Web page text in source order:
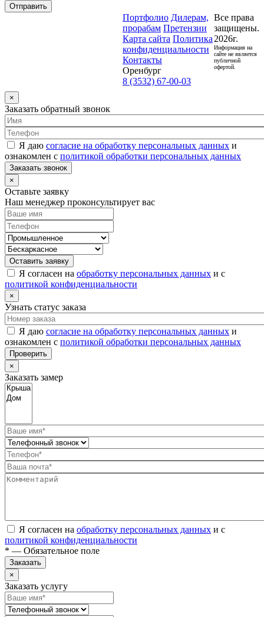
Отправить
Портфолио Дилерам,
прорабам Претензии
Карта сайта Политика
конфиденциальности
Контакты
Оренбург
8 (3532) 67-00-03
Все права
защищены.
2026г.
Информация на
сайте не является
публичной
офертой.
×
Заказать обратный звонок
Я даю согласие на обработку персональных данных и
ознакомлен с политикой обработки персональных данных
Заказать звонок
×
Оставьте заявку
Наш менеджер проконсультирует вас
Оставить заявку
Я согласен на обработку персональных данных и с
политикой конфиденциальности
×
Узнать статус заказа
Я даю согласие на обработку персональных данных и
ознакомлен с политикой обработки персональных данных
Проверить
×
Заказать замер
Я согласен на обработку персональных данных и с
политикой конфиденциальности
* — Обязательное поле
Заказать
×
Заказать услугу